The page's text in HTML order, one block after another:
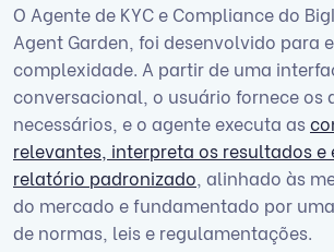
O Agente de KYC e Compliance do
Agent Garden, foi desenvolvido para
complexidade. A partir de uma
conversacional, o usuário fornece os
necessários, e o agente executa as
relevantes, interpreta os resultados e
relatório padronizado , alinhado às
do mercado e fundamentado por
de normas, leis e regulamentações.